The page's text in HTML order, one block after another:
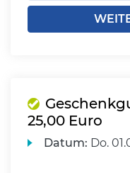
25,00 Euro
Datum: Do.